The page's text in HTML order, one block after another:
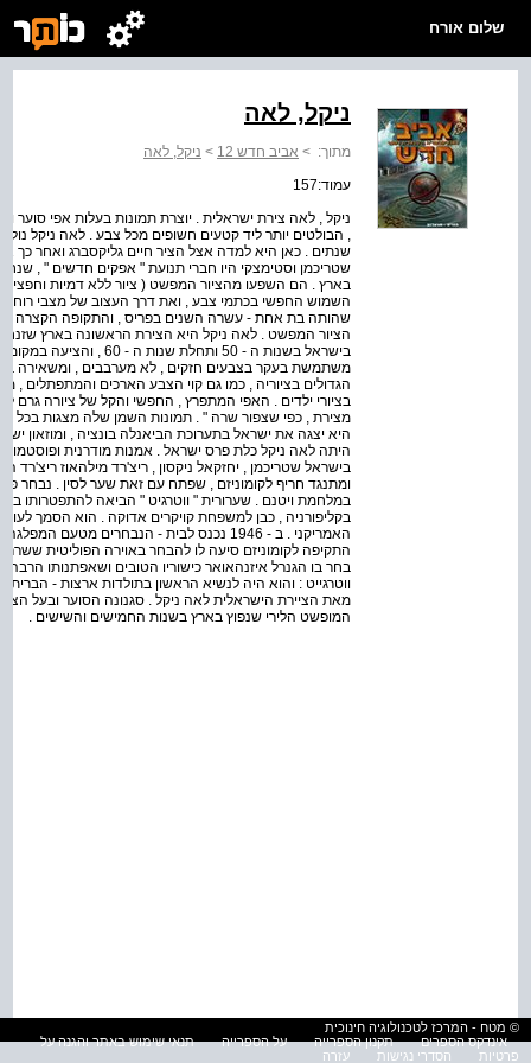
שלום אורח
ניקל, לאה
מתוך: > אביב חדש 12 > ניקל, לאה
עמוד:157
ניקל , לאה צירת ישראלית . יוצרת תמונות בעלות אפי סוער
שנתים . כאן היא למדה אצל הציר חיים גליקסברג ואחר כך
בארץ . הם השפעו מהציור המפשט ( ציור ללא דמיות
השמוש החפשי בכתמי צבע , ואת דרך העצוב של מצבי רוח
שהותה בת אחת - עשרה השנים בפריס , והתקופה הקצרה
הציור המפשט . לאה ניקל היא הצירת הראשונה בארץ
בישראל בשנות ה - 50
משתמשת בעקר בצבעים חזקים , לא מערבבים , ומשאירה
הגדולים בציוריה , כמו גם קוי הצבע הארכים והמתפתלים ,
בציורי ילדים . האפי המתפרץ , החפשי והקל של ציורה גרם
מצירת , כפי שצפור שרה " . תמונות השמן שלה מצגות בכל
היתה לאה ניקל כלת פרס ישראל . אמנות מודרנית
ומתנגד חריף לקומוניזם , שפתח עם זאת שער לסין . נבחר
בקליפורניה , כבן למשפחת קויקרים אדוקה . הוא הסמך
התקיפה לקומוניזם סיעה לו להבחר באוירה הפוליטית
בחר בו הגנרל איזנהאואר כישוריו הטובים ושאפתנותו
מאת הציירת הישראלית לאה ניקל . סגנונה הסוער ובעל
המופשט הלירי שנפוץ בארץ בשנות החמישים והשישים .
© מטח - המרכז לטכנולוגיה חינוכית
אינדקס הספרים
תקנון הספרייה על הספרייה
תנאי שימוש באתר והגנה על
פרטיות
הסדרי נגישות עזרה